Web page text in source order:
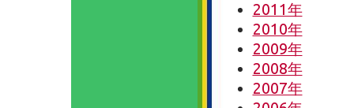
2011年
2010年
2009年
2008年
2007年